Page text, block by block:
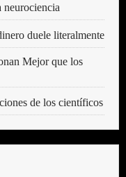
neurociencia
duele literalmente
Mejor que los
de los científicos